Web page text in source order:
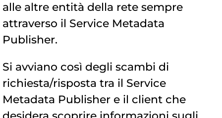
alle altre entità della rete sempre
attraverso il Service Metadata
Publisher.
Si avviano così degli scambi di
richiesta/risposta tra il Service
Metadata Publisher e il client che